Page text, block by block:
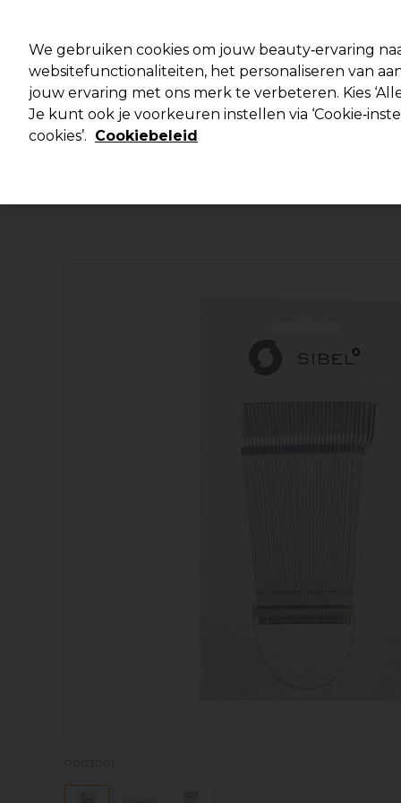
Merken Deals 🌟 Haar Elektra
Volgende dag geleverd*
We gebruiken cookies om jouw beauty‑ervaring
websitefunctionaliteiten, het personaliseren van
jouw ervaring met ons merk te verbeteren. Kies
Je kunt ook je voorkeuren instellen via
cookies’. Cookiebeleid